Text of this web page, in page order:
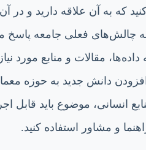
که به آن علاقه دارید و در
چالش‌های فعلی جامعه پاسخ
مقالات و منابع مورد
افزودن دانش جدید به حوزه
انسانی، موضوع باید قابل
و مشاور استفاده کنید.